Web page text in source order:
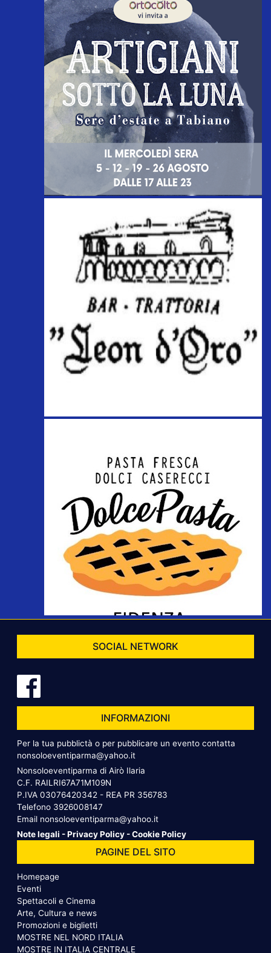
SOCIAL NETWORK
INFORMAZIONI
Per la tua pubblictà o per pubblicare un evento contatta
nonsoloeventiparma@yahoo.it
Nonsoloeventiparma di Airò Ilaria
C.F. RAILRI67A71M109N
P.IVA 03076420342 - REA PR 356783
Telefono 3926008147
Email nonsoloeventiparma@yahoo.it
Note legali -Privacy Policy -Cookie Policy
PAGINE DEL SITO
Homepage
Eventi
Spettacoli e Cinema
Arte, Cultura e news
Promozioni e biglietti
MOSTRE NEL NORD ITALIA
MOSTRE IN ITALIA CENTRALE